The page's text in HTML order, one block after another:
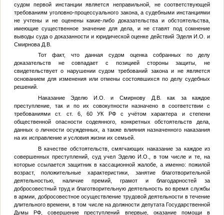
судом первой инстанции является неправильной, не соответствующей
требованиям уголовно-процессуального закона, а судебными инстанциями
не учтены и не оценены какие-либо доказательства и обстоятельства,
имеющие существенное значение для дела, и не ставят под сомнение
выводы суда о доказанности и юридической оценке действий Эделя И.О. и
Смирнова Д.В.
Тот факт, что данная судом оценка собранных по делу
доказательств не совпадает с позицией стороны защиты, не
свидетельствует о нарушении судом требований закона и не является
основанием для изменения или отмены состоявшихся по делу судебных
решений.
Наказание Эделю И.О. и Смирнову Д.В. как за каждое
преступление, так и по их совокупности назначено в соответствии с
требованиями ст. ст. 6, 60 УК РФ с учётом характера и степени
общественной опасности содеянного, конкретных обстоятельств дела,
данных о личности осужденных, а также влияния назначенного наказания
на их исправление и условия жизни их семьей.
В качестве обстоятельств, смягчающих наказание за каждое из
совершенных преступлений, суд учел Эделю И.О., в том числе и те, на
которые ссылается защитник в кассационной жалобе, а именно: пожилой
возраст, положительные характеристики, занятие благотворительной
деятельностью, наличие премий, грамот и благодарностей за
добросовестный труд и благотворительную деятельность во время службы
в армии, добросовестное осуществление трудовой деятельности в течение
длительного времени, в том числе на должности депутата Государственной
Думы РФ, совершение преступлений впервые, оказание помощи в